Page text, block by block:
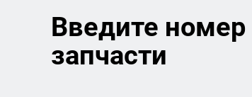
Введите номер
запчасти